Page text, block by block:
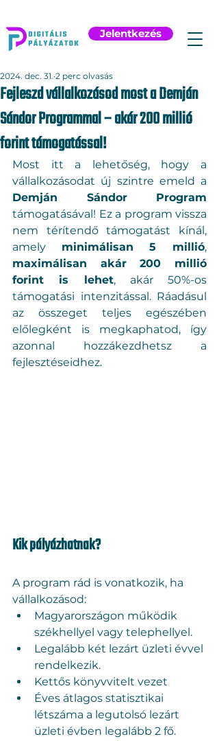
Jelentkezés
Fejleszd vállalkozásod most a Demján
Sándor Programmal – akár 200 millió
forint támogatással!
2024. dec. 31. 2 perc olvasás
Most itt a lehetőség, hogy a
Demján Sándor Program
támogatásával! Ez a program vissza
nem térítendő támogatást kínál,
amely minimálisan 5 millió
maximálisan akár 200 millió
forint is lehet, akár 50%-os
támogatási intenzitással. Ráadásul
az összeget teljes egészében
előlegként is megkaphatod, így
azonnal hozzákezdhetsz a
fejlesztéseidhez.
Kik pályázhatnak?
A program rád is vonatkozik, ha
vállalkozásod:
Magyarországon működik
székhellyel vagy telephellyel.
Legalább két lezárt üzleti évvel
rendelkezik.
Kettős könyvvitelt vezet
Éves átlagos statisztikai
létszáma a legutolsó lezárt
üzleti évben legalább 2 fő.